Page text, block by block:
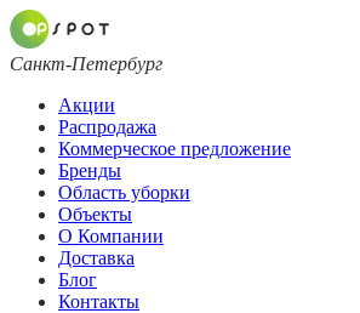
Санкт-Петербург
Акции
Распродажа
Коммерческое предложение
Бренды
Область уборки
Объекты
О Компании
Доставка
Блог
Контакты